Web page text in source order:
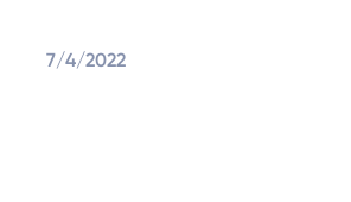
7/4/2022